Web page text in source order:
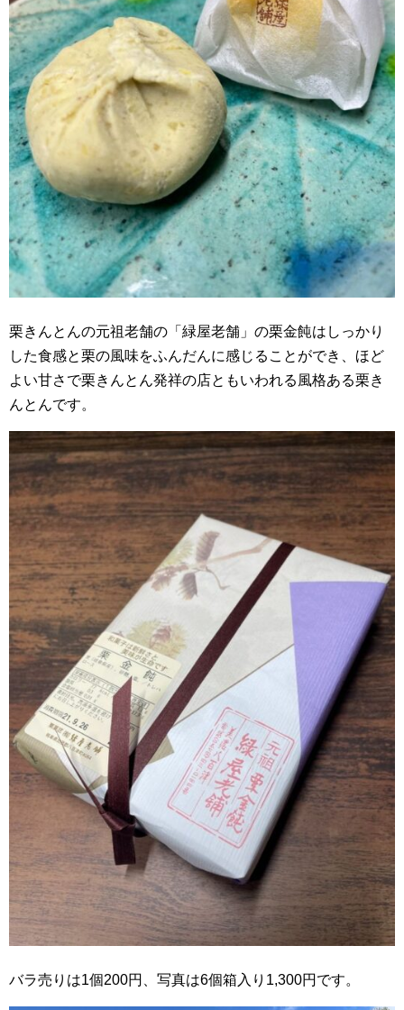
栗きんとんの元祖老舗の「緑屋老舗」の栗金飩はしっかり
した食感と栗の風味をふんだんに感じることができ、ほど
よい甘さで栗きんとん発祥の店ともいわれる風格ある栗き
んとんです。
バラ売りは1個200円、写真は6個箱入り1,300円です。